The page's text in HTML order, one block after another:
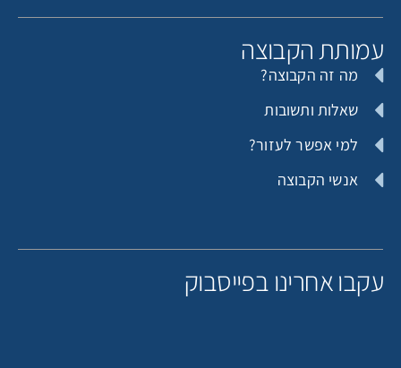
הקבוצה
מה זה הקבוצה?
שאלות ותשובות
למי אפשר לעזור?
אנשי הקבוצה
אחרינו בפייסבוק